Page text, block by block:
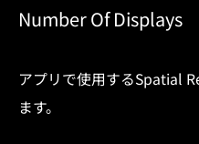
Number Of Displays
アプリで使用するSpatial
ます。